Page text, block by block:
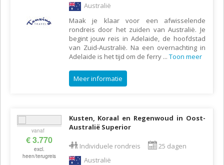
Australië
Maak je klaar voor een afwisselende
rondreis door het zuiden van Australië. Je
begint jouw reis in Adelaide, de hoofdstad
van Zuid-Australië. Na een overnachting in
Adelaide is het tijd om de ferry ... Toon meer
Meer informatie
vanaf
€ 3.770
excl.
heen/terugreis
Kusten, Koraal en Regenwoud in Oost-
Australië Superior
Individuele rondreis
25 dagen
Australië